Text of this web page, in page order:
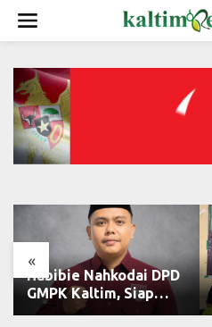
w
«
Habibie Nahkodai DPD
GMPK Kaltim, Siap
Perkuat Kaderisasi